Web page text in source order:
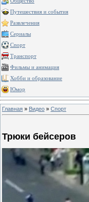
Путешествия и события
Развлечения
Сериалы
Спорт
Транспорт
Фильмы и анимация
Хобби и образование
Юмор
Главная » Видео » Спорт
Трюки бейсеров